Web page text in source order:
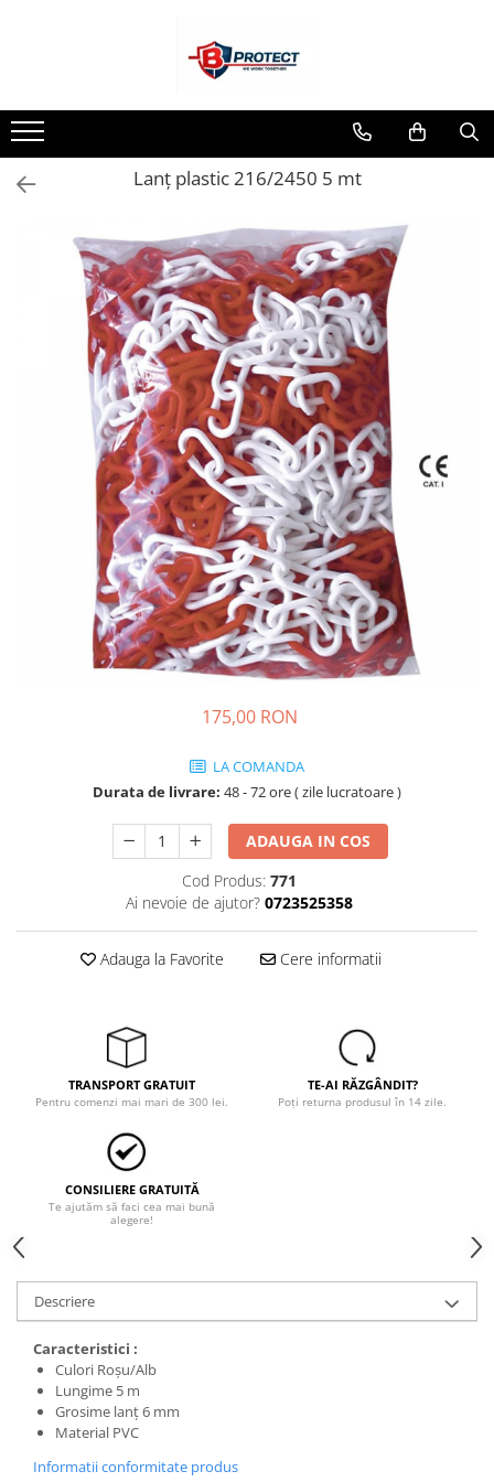
Atomizoare si pulverizatoare
Atomizoare
Pulverizatoare
Aspiratoare , suflante si tocatoare
Masini spalat cu presiune
Scule si unelte gradina
Accesorii drujbe
Drujbe electrice
Drujbe termice
Echipamente medicale
Echipamente PSI
Generatoare si unelte pentru
Foarfece de tuns gard viu si
Masini si tractorase de tuns
Motocoase termice
Motosape si motoburghie
Motosapatoare
Hidrofoare
Motopompe
Pompe submersibile
Prim ajutor
Protecția capului
Căști
Protecția ochilor
Protecția respirației
Lanț plastic 216/2450 5 mt
175,00 RON
LA COMANDA
Durata de livrare: 48 - 72 ore ( zile lucratoare )
ADAUGA IN COS
Cod Produs: 771
Ai nevoie de ajutor? 0723525358
Adauga la Favorite Cere informatii
TRANSPORT GRATUIT
Pentru comenzi mai mari de 300 lei.
TE-AI RĂZGÂNDIT?
Poți returna produsul în 14 zile.
CONSILIERE GRATUITĂ
Te ajutăm să faci cea mai bună
alegere!
Descriere
Caracteristici :
Culori Roșu/Alb
Lungime 5 m
Grosime lanţ 6 mm
Material PVC
Informatii conformitate produs